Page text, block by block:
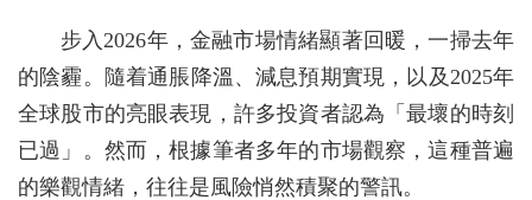
步入2026年，金融市場情緒顯著回暖，一掃去年
的陰霾。隨着通脹降溫、減息預期實現，以及2025年
全球股市的亮眼表現，許多投資者認為「最壞的時刻
已過」。然而，根據筆者多年的市場觀察，這種普遍
的樂觀情緒，往往是風險悄然積聚的警訊。